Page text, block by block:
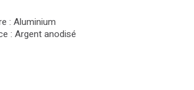
: Aluminium
: Argent anodisé